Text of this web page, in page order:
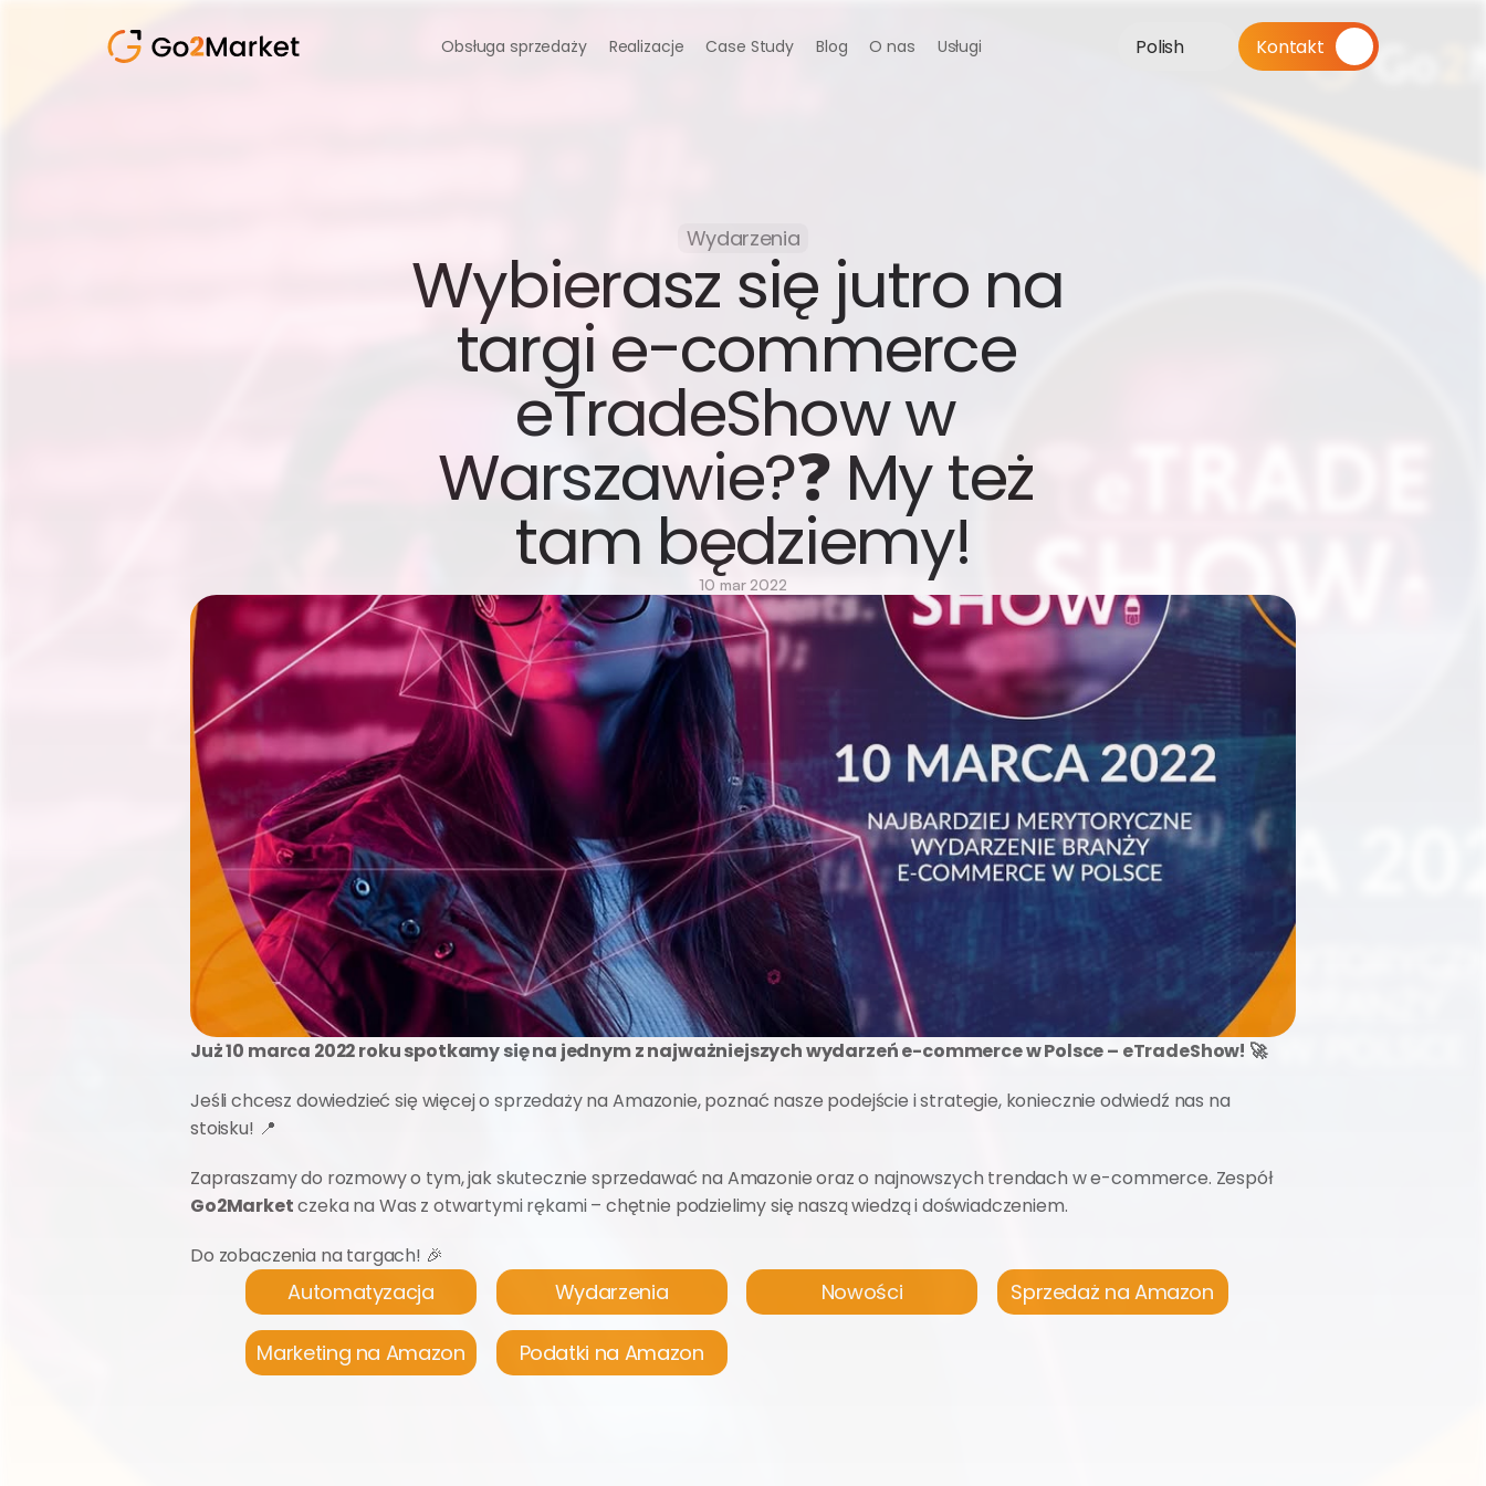
Obsługa sprzedaży Realizacje Case Study Blog O nas Usługi Polish Kontakt
Wydarzenia
Wybierasz się jutro na
targi e-commerce
eTradeShow w
Warszawie?❓ My też
tam będziemy!
10 mar 2022
Już 10 marca 2022 roku spotkamy się na jednym z najważniejszych wydarzeń e-commerce w Polsce – eTradeShow! 🚀
Jeśli chcesz dowiedzieć się więcej o sprzedaży na Amazonie, poznać nasze podejście i strategie, koniecznie odwiedź nas na
stoisku! 📍
Zapraszamy do rozmowy o tym, jak skutecznie sprzedawać na Amazonie oraz o najnowszych trendach w e-commerce. Zespół
Go2Market czeka na Was z otwartymi rękami – chętnie podzielimy się naszą wiedzą i doświadczeniem.
Do zobaczenia na targach! 🎉
Automatyzacja Wydarzenia Nowości Sprzedaż na Amazon
Marketing na Amazon Podatki na Amazon